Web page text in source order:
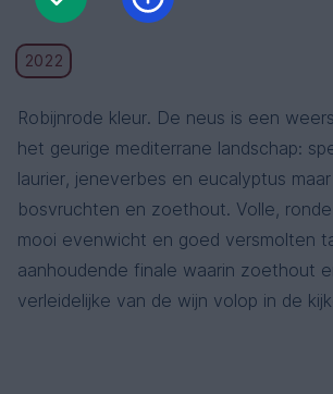
2022
Robijnrode kleur. De neus is een
het geurige mediterrane landschap:
laurier, jeneverbes en eucalyptus
bosvruchten en zoethout. Volle,
mooi evenwicht en goed versmolten
aanhoudende finale waarin zoethout
verleidelijke van de wijn volop in de